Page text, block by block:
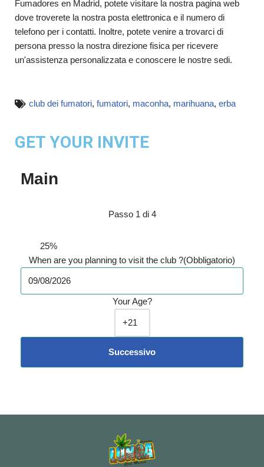
Fumadores en Madrid, potete visitare la nostra pagina web
dove troverete la nostra posta elettronica e il numero di
telefono per i contatti. Inoltre, potete venire a trovarci di
persona presso la nostra direzione fisica per ricevere
un'assistenza personalizzata e conoscere le nostre sedi.
club dei fumatori, fumatori, maconha, marihuana, erba
GET YOUR INVITE
Main
Passo 1 di 4
25%
When are you planning to visit the club ?(Obbligatorio)
Your Age?